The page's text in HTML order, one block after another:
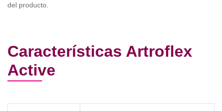
del producto.
Características Artroflex
Active